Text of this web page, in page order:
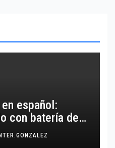
español:
con batería de